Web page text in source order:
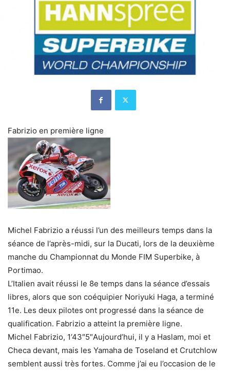
Fabrizio en première ligne
Michel Fabrizio a réussi l’un des meilleurs temps dans la
séance de l’après-midi, sur la Ducati, lors de la deuxième
manche du Championnat du Monde FIM Superbike, à
Portimao.
L’Italien avait réussi le 8e temps dans la séance d’essais
libres, alors que son coéquipier Noriyuki Haga, a terminé
11e. Les deux pilotes ont progressé dans la séance de
qualification. Fabrizio a atteint la première ligne.
Michel Fabrizio, 1’43″5″Aujourd’hui, il y a Haslam, moi et
Checa devant, mais les Yamaha de Toseland et Crutchlow
semblent aussi très fortes. Comme j’ai eu l’occasion de le